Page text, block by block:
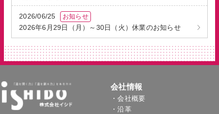
2026/06/25 お知らせ
2026年6月29日（月）～30日（火）休業のお知らせ
会社情報
・会社概要
・沿革